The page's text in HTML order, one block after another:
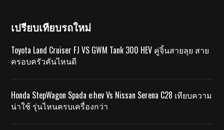
เปรียบเทียบรถใหม่
Toyota Land Cruiser FJ VS GWM Tank 300 HEV คู่จิ้นสายลุย สาย
ครอบครัวคันไหนดี
Honda StepWagon Spada e:hev Vs Nissan Serena C28 เทียบความ
น่าใช้ รุ่นไหนครบเครื่องกว่า